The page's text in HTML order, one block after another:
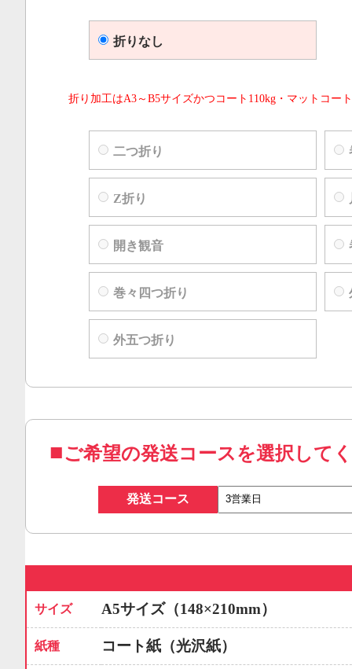
折りなし
折り加工はA3～B5サイズかつコート110kg・マットコー
二つ折り
Z折り
開き観音
巻々四つ折り
外五つ折り
ご希望の発送コースを選択して
発送コース
サイズ A5サイズ（148×210mm）
紙種 コート紙（光沢紙）